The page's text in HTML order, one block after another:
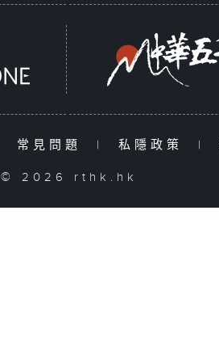
常見問題 | 私隱政策 |
© 2026 rthk.hk